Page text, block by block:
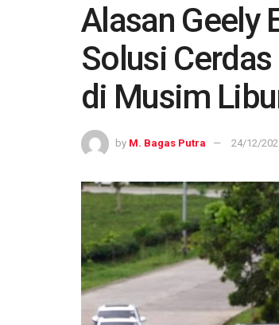
Alasan Geely
Solusi
di Musim
by M. Bagas Putra 24/12/